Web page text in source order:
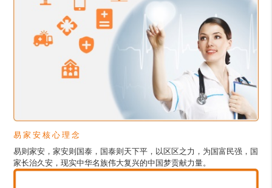
易 家 安 核 心 理 念
易则家安，家安则国泰，国泰则天下平，以区区之力，为国富民强，国
家长治久安，现实中华名族伟大复兴的中国梦贡献力量。